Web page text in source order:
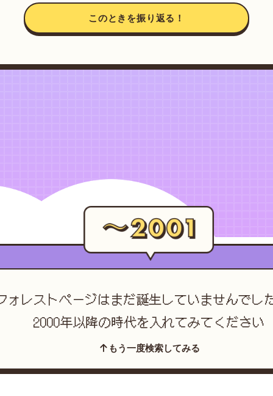
このときを振り返る！
ォレストページはまだ誕生していませんで
2000年以降の時代を入れてみてください
もう一度検索してみる